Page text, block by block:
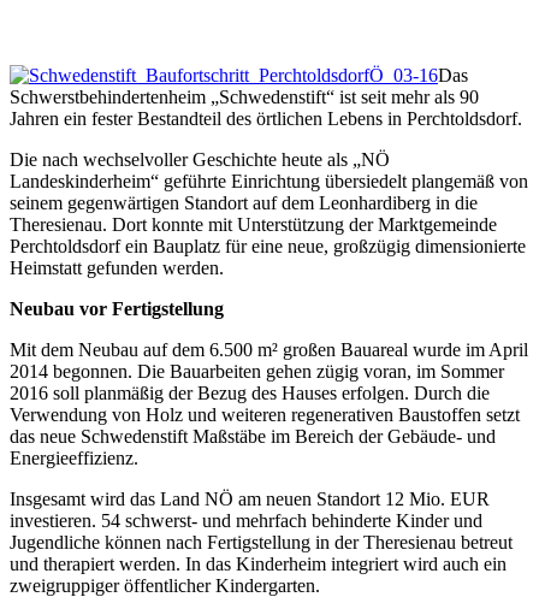
Das
Schwerstbehindertenheim „Schwedenstift“ ist seit mehr als 90
Jahren ein fester Bestandteil des örtlichen Lebens in Perchtoldsdorf.
Die nach wechselvoller Geschichte heute als „NÖ
Landeskinderheim“ geführte Einrichtung übersiedelt plangemäß von
seinem gegenwärtigen Standort auf dem Leonhardiberg in die
Theresienau. Dort konnte mit Unterstützung der Marktgemeinde
Perchtoldsdorf ein Bauplatz für eine neue, großzügig dimensionierte
Heimstatt gefunden werden.
Neubau vor Fertigstellung
Mit dem Neubau auf dem 6.500 m² großen Bauareal wurde im April
2014 begonnen. Die Bauarbeiten gehen zügig voran, im Sommer
2016 soll planmäßig der Bezug des Hauses erfolgen. Durch die
Verwendung von Holz und weiteren regenerativen Baustoffen setzt
das neue Schwedenstift Maßstäbe im Bereich der Gebäude- und
Energieeffizienz.
Insgesamt wird das Land NÖ am neuen Standort 12 Mio. EUR
investieren. 54 schwerst- und mehrfach behinderte Kinder und
Jugendliche können nach Fertigstellung in der Theresienau betreut
und therapiert werden. In das Kinderheim integriert wird auch ein
zweigruppiger öffentlicher Kindergarten.